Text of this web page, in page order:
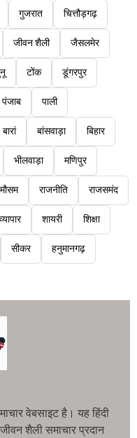
गुजरात चित्तौड़गढ़
जीवन शैली जैसलमेर
टोंक डूंगरपुर
पंजाब पाली
बारां बांसवाड़ा बिहार
भीलवाड़ा मणिपुर
मौसम राजनीति राजसमंद
व्यापार शायरी शिक्षा
सीकर हनुमानगढ़
वेबसाइट है। यह हिंदी
शैली समाचार प्रदान